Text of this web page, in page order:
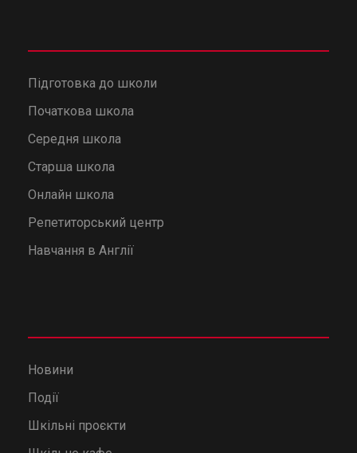
Підготовка до школи
Початкова школа
Середня школа
Старша школа
Онлайн школа
Репетиторський центр
Навчання в Англії
Новини
Події
Шкільні проєкти